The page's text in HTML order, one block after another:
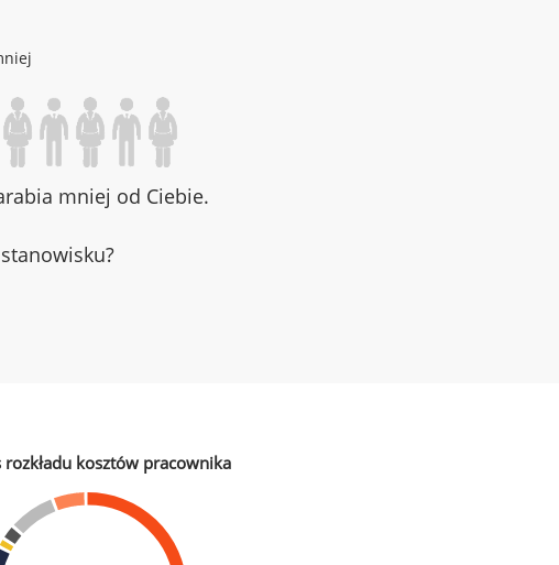
mniej od Ciebie.
rozkładu kosztów pracownika